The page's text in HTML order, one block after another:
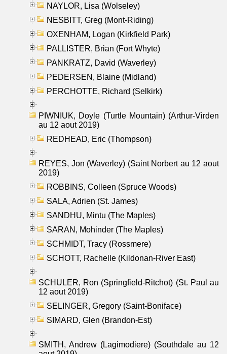
NAYLOR, Lisa (Wolseley)
NESBITT, Greg (Mont-Riding)
OXENHAM, Logan (Kirkfield Park)
PALLISTER, Brian (Fort Whyte)
PANKRATZ, David (Waverley)
PEDERSEN, Blaine (Midland)
PERCHOTTE, Richard (Selkirk)
PIWNIUK, Doyle (Turtle Mountain) (Arthur-Virden
au 12 aout 2019)
REDHEAD, Eric (Thompson)
REYES, Jon (Waverley) (Saint Norbert au 12 aout
2019)
ROBBINS, Colleen (Spruce Woods)
SALA, Adrien (St. James)
SANDHU, Mintu (The Maples)
SARAN, Mohinder (The Maples)
SCHMIDT, Tracy (Rossmere)
SCHOTT, Rachelle (Kildonan-River East)
SCHULER, Ron (Springfield-Ritchot) (St. Paul au
12 aout 2019)
SELINGER, Gregory (Saint-Boniface)
SIMARD, Glen (Brandon-Est)
SMITH, Andrew (Lagimodiere) (Southdale au 12